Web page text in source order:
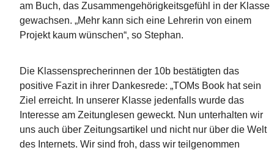
am Buch, das Zusammengehörigkeitsgefühl in der Klasse
gewachsen. „Mehr kann sich eine Lehrerin von einem
Projekt kaum wünschen“, so Stephan.
Die Klassensprecherinnen der 10b bestätigten das
positive Fazit in ihrer Dankesrede: „TOMs Book hat sein
Ziel erreicht. In unserer Klasse jedenfalls wurde das
Interesse am Zeitunglesen geweckt. Nun unterhalten wir
uns auch über Zeitungsartikel und nicht nur über die Welt
des Internets. Wir sind froh, dass wir teilgenommen